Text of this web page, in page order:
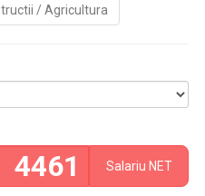
/ Agricultura
Salariu NET